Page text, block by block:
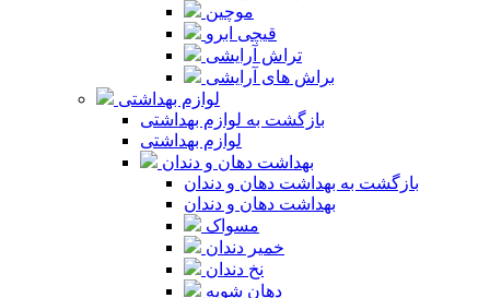
موچین
قیچی ابرو
تراش آرایشی
براش های آرایشی
لوازم بهداشتی
بازگشت به لوازم بهداشتی
لوازم بهداشتی
بهداشت دهان و دندان
بازگشت به بهداشت دهان و دندان
بهداشت دهان و دندان
مسواک
خمیر دندان
نخ دندان
دهان شویه